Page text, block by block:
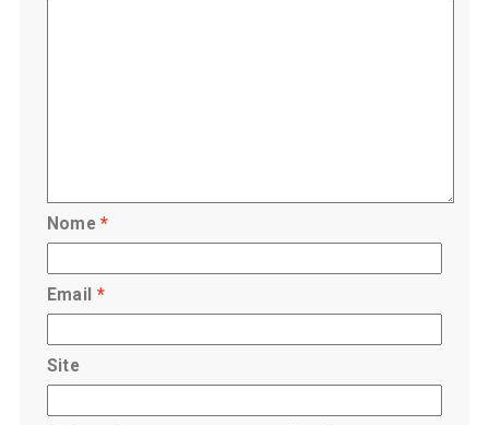
Nome*
Email *
Site